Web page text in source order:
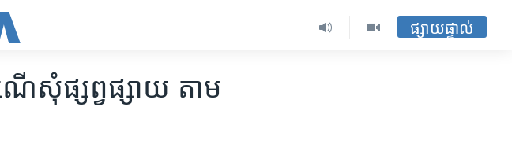
ផ្សាយផ្ទាល់
សុំផ្សព្វផ្សាយ តាម